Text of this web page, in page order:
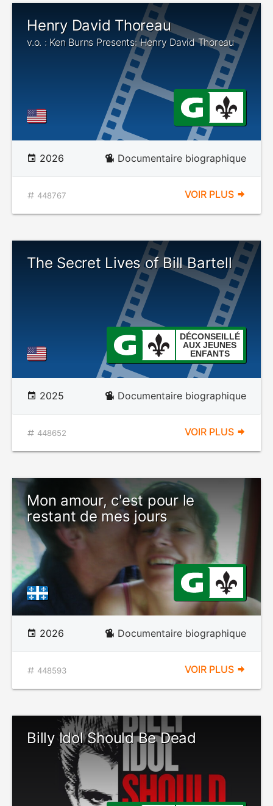
Henry David Thoreau
v.o. : Ken Burns Presents: Henry David Thoreau
2026 Documentaire biographique
448767 VOIR PLUS
The Secret Lives of Bill Bartell
DÉCONSEILLÉ
AUX JEUNES
ENFANTS
2025 Documentaire biographique
448652 VOIR PLUS
Mon amour, c'est pour le
restant de mes jours
2026 Documentaire biographique
448593 VOIR PLUS
Billy Idol Should Be Dead